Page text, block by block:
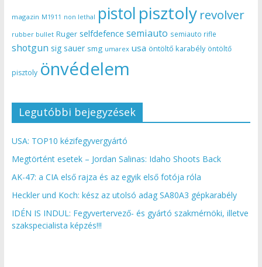
magazin M1911 non lethal pistol pisztoly revolver
rubber bullet Ruger selfdefence semiauto semiauto rifle
shotgun sig sauer smg umarex usa öntöltő karabély öntöltő
pisztoly önvédelem
Legutóbbi bejegyzések
USA: TOP10 kézifegyvergyártó
Megtörtént esetek – Jordan Salinas: Idaho Shoots Back
AK-47: a CIA első rajza és az egyik első fotója róla
Heckler und Koch: kész az utolsó adag SA80A3 gépkarabély
IDÉN IS INDUL: Fegyvertervező- és gyártó szakmérnöki, illetve
szakspecialista képzés!!!